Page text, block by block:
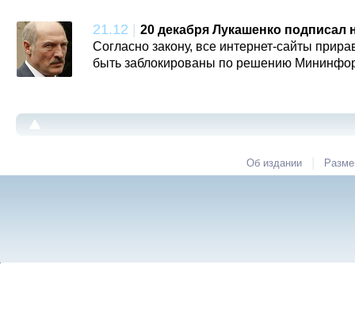
21.12
20 декабря Лукашенко
Согласно закону, все интернет-сайты
быть заблокированы по решению
Об издании |